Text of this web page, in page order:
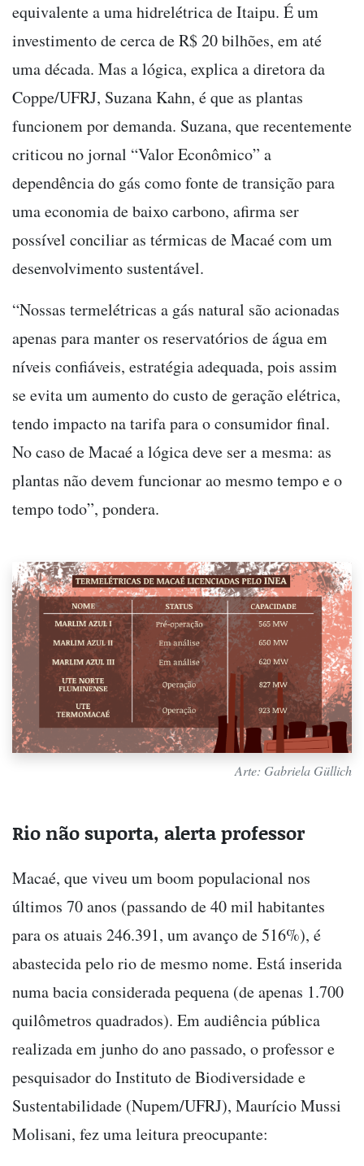
equivalente a uma hidrelétrica de Itaipu. É um
investimento de cerca de R$ 20 bilhões, em até
uma década. Mas a lógica, explica a diretora da
Coppe/UFRJ, Suzana Kahn, é que as plantas
funcionem por demanda. Suzana, que recentemente
criticou no jornal “Valor Econômico” a
dependência do gás como fonte de transição para
uma economia de baixo carbono, afirma ser
possível conciliar as térmicas de Macaé com um
desenvolvimento sustentável.
“Nossas termelétricas a gás natural são acionadas
apenas para manter os reservatórios de água em
níveis confiáveis, estratégia adequada, pois assim
se evita um aumento do custo de geração elétrica,
tendo impacto na tarifa para o consumidor final.
No caso de Macaé a lógica deve ser a mesma: as
plantas não devem funcionar ao mesmo tempo e o
tempo todo”, pondera.
Arte: Gabriela Güllich
Rio não suporta, alerta professor
Macaé, que viveu um boom populacional nos
últimos 70 anos (passando de 40 mil habitantes
para os atuais 246.391, um avanço de 516%), é
abastecida pelo rio de mesmo nome. Está inserida
numa bacia considerada pequena (de apenas 1.700
quilômetros quadrados). Em audiência pública
realizada em junho do ano passado, o professor e
pesquisador do Instituto de Biodiversidade e
Sustentabilidade (Nupem/UFRJ), Maurício Mussi
Molisani, fez uma leitura preocupante: